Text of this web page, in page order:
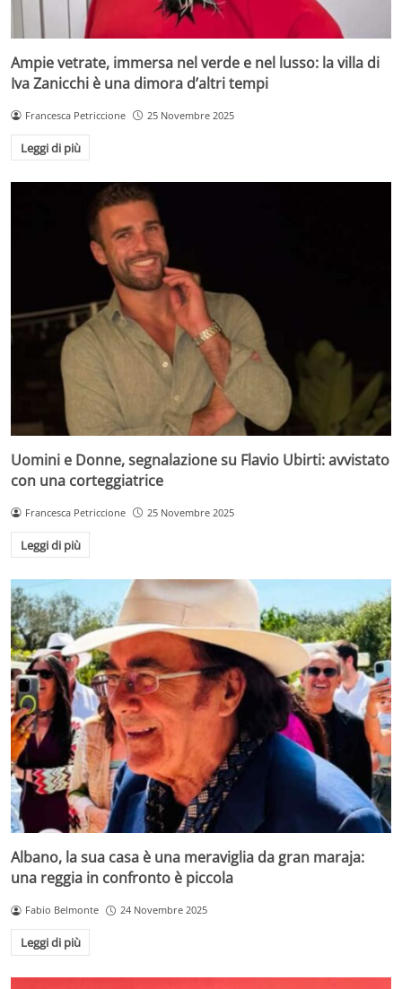
Ampie vetrate, immersa nel verde e nel lusso: la villa di
Iva Zanicchi è una dimora d’altri tempi
Francesca Petriccione 25 Novembre 2025
Leggi di più
Uomini e Donne, segnalazione su Flavio Ubirti: avvistato
con una corteggiatrice
Francesca Petriccione 25 Novembre 2025
Leggi di più
Albano, la sua casa è una meraviglia da gran maraja:
una reggia in confronto è piccola
Fabio Belmonte 24 Novembre 2025
Leggi di più